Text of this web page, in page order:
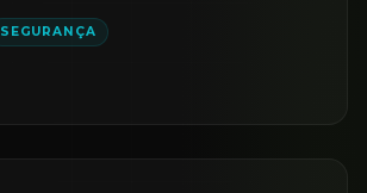
SEGURANÇA